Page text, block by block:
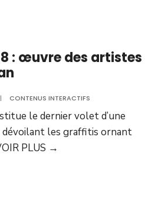
: œuvre des artistes
| CONTENUS INTERACTIFS
le dernier volet d’une
dévoilant les graffitis ornant
PLUS →